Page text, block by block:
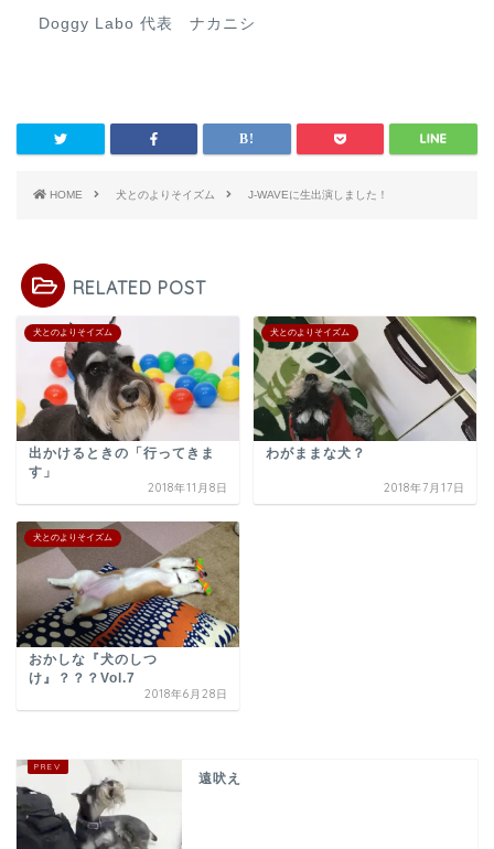
Doggy Labo 代表 ナカニシ
HOME 犬とのよりそイズム J-WAVEに生出演しました！
RELATED POST
犬とのよりそイズム
出かけるときの「行ってきま
す」
2018年11月8日
犬とのよりそイズム
わがままな犬？
2018年7月17日
犬とのよりそイズム
おかしな『犬のしつ
け』？？？Vol.7
2018年6月28日
遠吠え